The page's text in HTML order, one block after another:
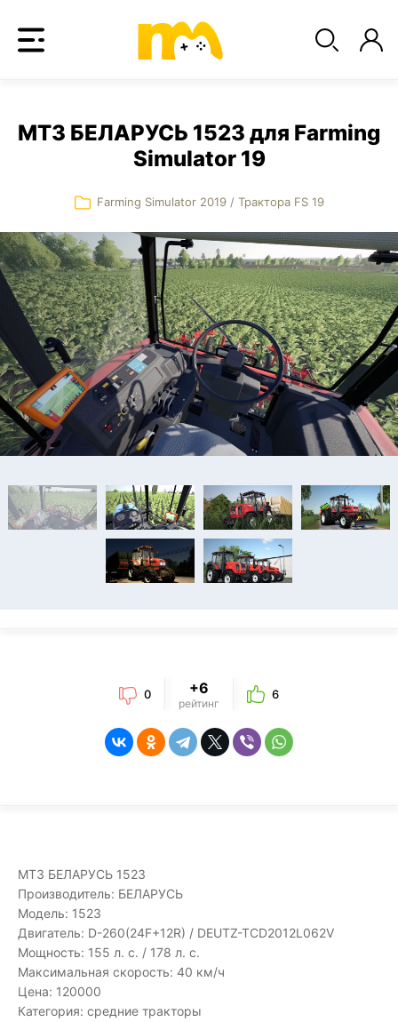
МТЗ БЕЛАРУСЬ 1523 для Farming
Simulator 19
Farming Simulator 2019 / Трактора FS 19
0 +6
рейтинг
6
МТЗ БЕЛАРУСЬ 1523
Производитель: БЕЛАРУСЬ
Модель: 1523
Двигатель: D-260(24F+12R) / DEUTZ-TCD2012L062V
Мощность: 155 л. с. / 178 л. с.
Максимальная скорость: 40 км/ч
Цена: 120000
Категория: средние тракторы